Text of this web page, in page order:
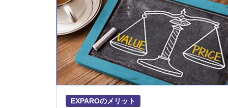
EXPAROのメリット